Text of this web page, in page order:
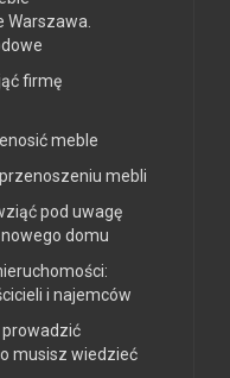
firmę
meble
mebli
pod uwagę
domu
i najemców
musisz wiedzieć